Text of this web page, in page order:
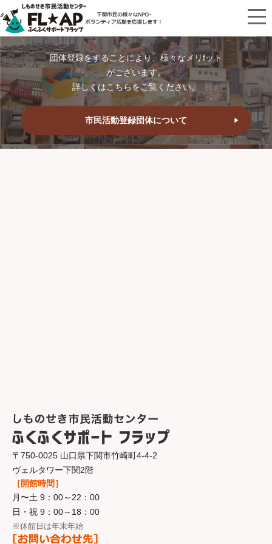
団体登録をすることにより、様々なメリfット
がございます。
詳しくはこちらをご覧ください。
市民活動登録団体について
〒750-0025 山口県下関市竹崎町4-4-2
ヴェルタワー下関2階
［開館時間］
月〜土 9：00～22：00
日・祝 9：00～18：00
※休館日は年末年始